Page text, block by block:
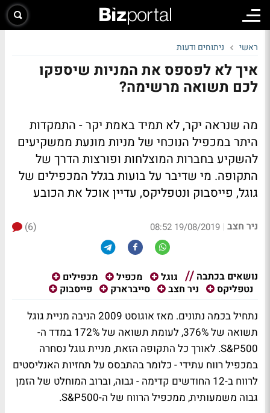
ראשי ניתוחים ודעות
איך לא לפספס את המניות שיספקו
לכם תשואה מרשימה?
מה שנראה יקר, לא תמיד באמת יקר - התמקדות
היתר במכפיל הנוכחי של מניות מונעת ממשקיעים
להשקיע בחברות המוצלחות ופורצות הדרך של
התקופה. מי שדיבר על בועות בגלל המכפילים של
גוגל, פייסבוק ונטפליקס, עדיין אוכל את הכובע
ניר חצב |
19/08/2019 08:52
(6)
נושאים בכתבה גוגל מכפיל
מכפילים
נטפליקס
ניר חצב סייברארק פייסבוק
נתחיל בכמה נתונים. מאז אוגוסט 2009 הניבה מניית גוגל
תשואה של 376%, לעומת תשואה של 172% במדד ה-
S&P500. לאורך כל התקופה הזאת, מניית גוגל נסחרה
במכפיל רווח עתידי - כלומר בהתבסס על תחזיות האנליסטים
לרווח ב-12 החודשים קדימה - גבוה, וברוב המוחלט של הזמן
גבוה משמעותית, ממכפיל הרווח של ה-S&P500.